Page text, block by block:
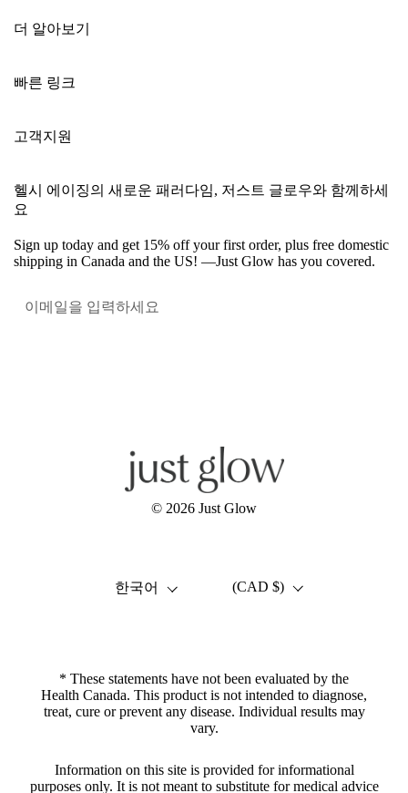
더 알아보기
빠른 링크
고객지원
헬시 에이징의 새로운 패러다임, 저스트 글로우와 함께하세
요
Sign up today and get 15% off your first order, plus free domestic
shipping in Canada and the US! —Just Glow has you covered.
* These statements have not been evaluated by the
Health Canada. This product is not intended to diagnose,
treat, cure or prevent any disease. Individual results may
vary.
Information on this site is provided for informational
purposes only. It is not meant to substitute for medical advice
© 2026 Just Glow
언어한국어 국가/지역
(CAD $)